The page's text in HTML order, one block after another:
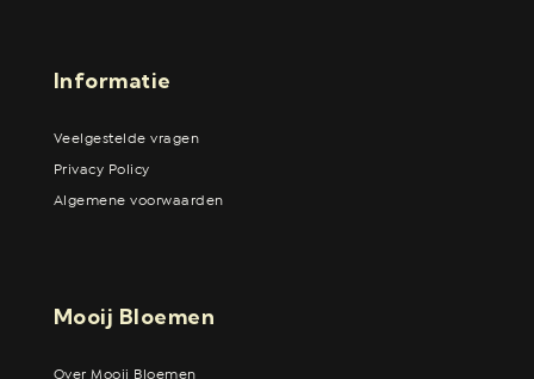
Informatie
Veelgestelde vragen
Privacy Policy
Algemene voorwaarden
Mooij Bloemen
Over Mooij Bloemen